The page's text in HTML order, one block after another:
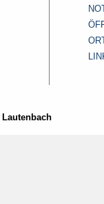
Lautenbach